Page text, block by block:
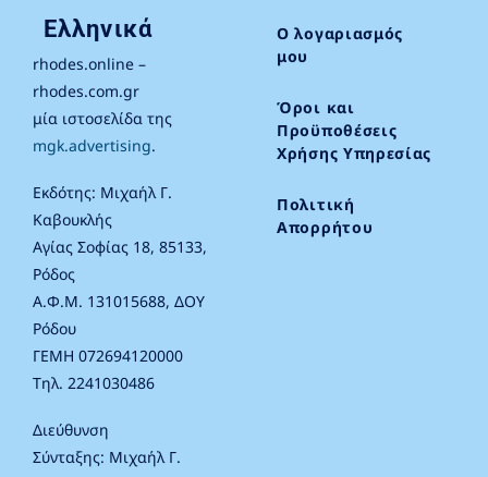
Ελληνικά
rhodes.online –
rhodes.com.gr
μία ιστοσελίδα της
mgk.advertising.
Εκδότης: Μιχαήλ Γ.
Καβουκλής
Αγίας Σοφίας 18, 85133,
Ρόδος
Α.Φ.Μ. 131015688, ΔΟΥ
Ρόδου
ΓΕΜΗ 072694120000
Τηλ. 2241030486
Διεύθυνση
Σύνταξης: Μιχαήλ Γ.
Ο λογαριασμός
μου
Όροι και
Προϋποθέσεις
Χρήσης Υπηρεσίας
Πολιτική
Απορρήτου